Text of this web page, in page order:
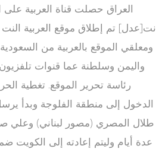
رئاسة تحرير الموقع. تغطية